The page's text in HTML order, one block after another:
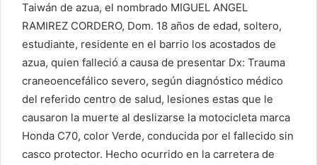
Taiwán de azua, el nombrado MIGUEL ANGEL
RAMIREZ CORDERO, Dom. 18 años de edad, soltero,
estudiante, residente en el barrio los acostados de
azua, quien falleció a causa de presentar Dx: Trauma
craneoencefálico severo, según diagnóstico médico
del referido centro de salud, lesiones estas que le
causaron la muerte al deslizarse la motocicleta marca
Honda C70, color Verde, conducida por el fallecido sin
casco protector. Hecho ocurrido en la carretera de